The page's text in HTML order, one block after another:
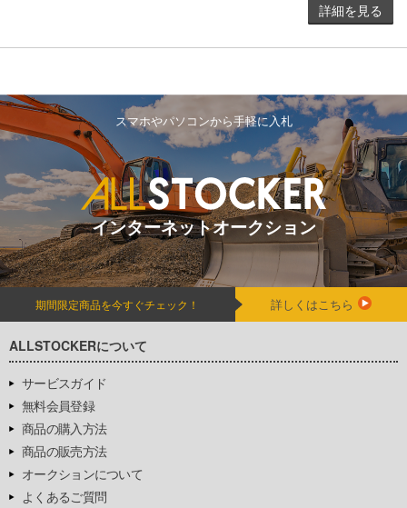
詳細を見る
スマホやパソコンから手軽に入札
インターネットオークション
期間限定商品を今すぐチェック！ 詳しくはこちら
ALLSTOCKERについて
サービスガイド
無料会員登録
商品の購入方法
商品の販売方法
オークションについて
よくあるご質問